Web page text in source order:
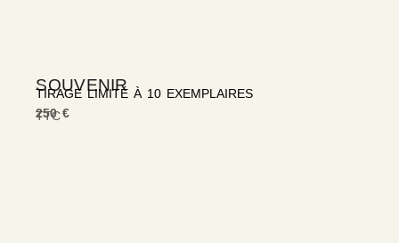
SOUVENIR
TIRAGE LIMITÉ À 10 EXEMPLAIRES
250 €
TTC